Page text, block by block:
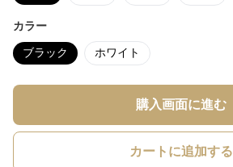
カラー
ブラック ホワイト
購入画面に進む
カートに追加する